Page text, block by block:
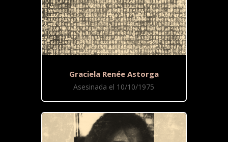
Graciela Renée Astorga
Asesinada el 10/10/1975